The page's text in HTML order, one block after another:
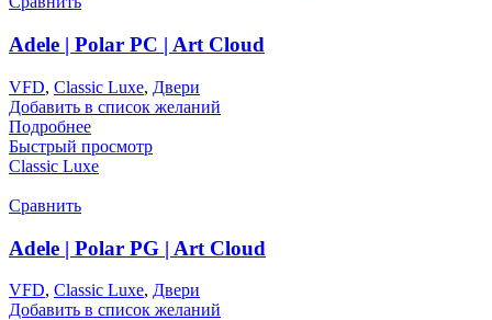
Adele | Polar PC | Art Cloud
VFD, Classic Luxe, Двери
Добавить в список желаний
Подробнее
Быстрый просмотр
Classic Luxe
Сравнить
Adele | Polar PG | Art Cloud
VFD, Classic Luxe, Двери
Добавить в список желаний